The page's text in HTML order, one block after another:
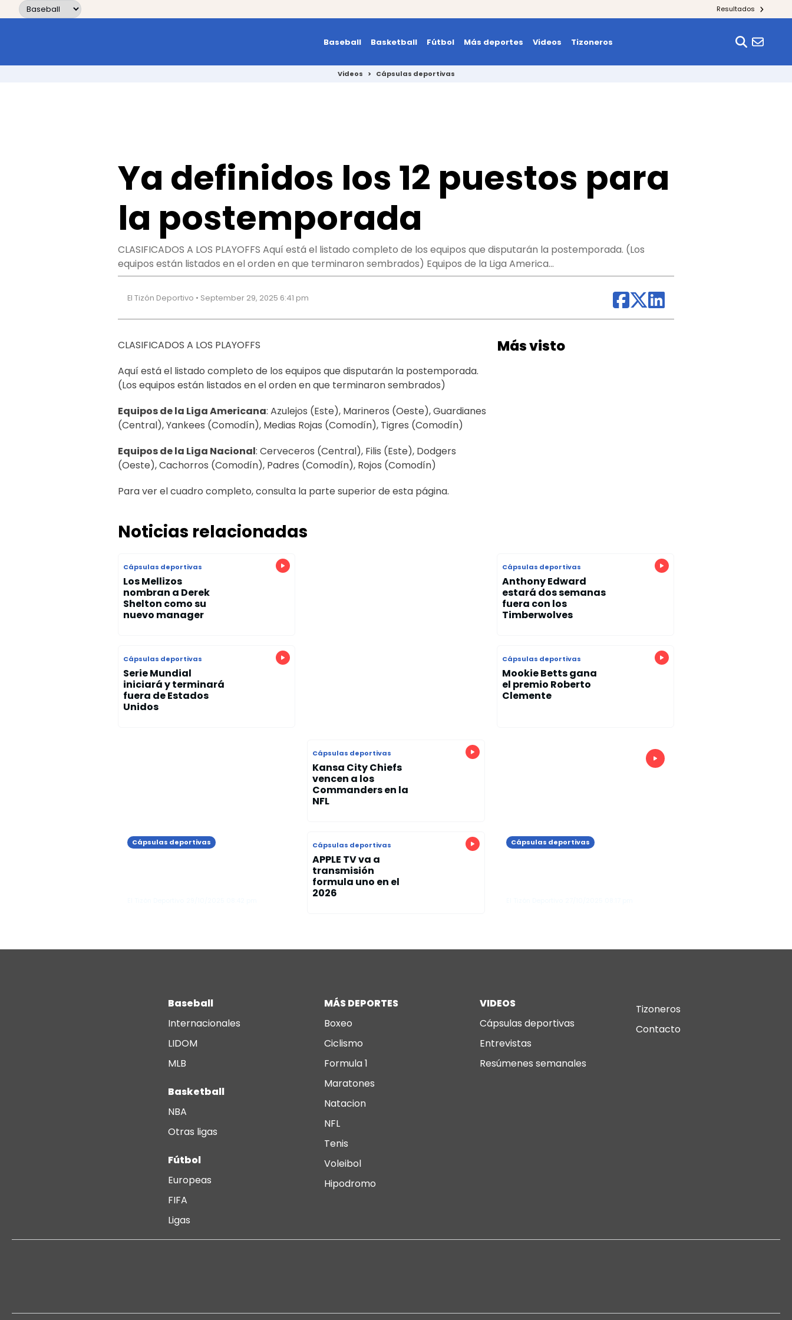
Skip to content Resultados
Baseball Basketball Fútbol Más deportes Videos Tizoneros
Videos > Cápsulas deportivas
Ya definidos los 12 puestos para
la postemporada
CLASIFICADOS A LOS PLAYOFFS Aquí está el listado completo de los equipos que disputarán la postemporada. (Los
equipos están listados en el orden en que terminaron sembrados) Equipos de la Liga America…
El Tizón Deportivo • September 29, 2025 6:41 pm
CLASIFICADOS A LOS PLAYOFFS
Aquí está el listado completo de los equipos que disputarán la postemporada.
(Los equipos están listados en el orden en que terminaron sembrados)
Equipos de la Liga Americana: Azulejos (Este), Marineros (Oeste), Guardianes
(Central), Yankees (Comodín), Medias Rojas (Comodín), Tigres (Comodín)
Equipos de la Liga Nacional: Cerveceros (Central), Filis (Este), Dodgers
(Oeste), Cachorros (Comodín), Padres (Comodín), Rojos (Comodín)
Para ver el cuadro completo, consulta la parte superior de esta página.
Más visto
Noticias relacionadas
Cápsulas deportivas
Los Mellizos
nombran a Derek
Shelton como su
nuevo manager
Cápsulas deportivas
Serie Mundial
iniciará y terminará
fuera de Estados
Unidos
Cápsulas deportivas
Anthony Edward
estará dos semanas
fuera con los
Timberwolves
Cápsulas deportivas
Mookie Betts gana
el premio Roberto
Clemente
Cápsulas deportivas
Cápsulas deportivas
Kansa City Chiefs
vencen a los
Commanders en la
NFL
Cápsulas deportivas
APPLE TV va a
transmisión
formula uno en el
2026
Cápsulas deportivas
Baseball
Internacionales
LIDOM
MLB
Basketball
NBA
Otras ligas
Fútbol
Europeas
FIFA
Ligas
MÁS DEPORTES
Boxeo
Ciclismo
Formula 1
Maratones
Natacion
NFL
Tenis
Voleibol
Hipodromo
VIDEOS
Cápsulas deportivas
Entrevistas
Resúmenes semanales
Tizoneros
Contacto